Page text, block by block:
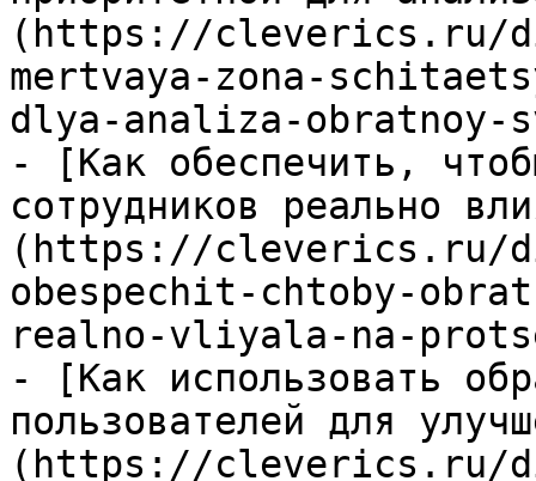
(https://cleverics.ru/
mertvaya-zona-
dlya-analiza-obratnoy-
- [Как обеспечить,
сотрудников реально
(https://cleverics.ru/
obespechit-chtoby-
realno-vliyala-na-
- [Как использовать
пользователей для
(https://cleverics.ru/